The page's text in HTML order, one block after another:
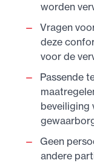
worden
Vragen
deze
voor de
Passende
beveiliging
Geen
andere